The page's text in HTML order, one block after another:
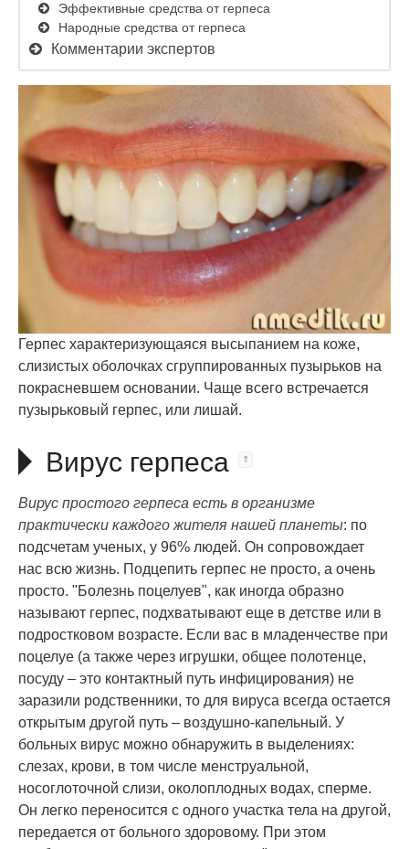
Эффективные средства от герпеса
Народные средства от герпеса
Комментарии экспертов
Герпес характеризующаяся высыпанием на коже,
слизистых оболочках сгруппированных пузырьков на
покрасневшем основании. Чаще всего встречается
пузырьковый герпес, или лишай.
Вирус герпеса
Вирус простого герпеса есть в организме
практически каждого жителя нашей планеты: по
подсчетам ученых, у 96% людей. Он сопровождает
нас всю жизнь. Подцепить герпес не просто, а очень
просто. "Болезнь поцелуев", как иногда образно
называют герпес, подхватывают еще в детстве или в
подростковом возрасте. Если вас в младенчестве при
поцелуе (а также через игрушки, общее полотенце,
посуду – это контактный путь инфицирования) не
заразили родственники, то для вируса всегда остается
открытым другой путь – воздушно-капельный. У
больных вирус можно обнаружить в выделениях:
слезах, крови, в том числе менструальной,
носоглоточной слизи, околоплодных водах, сперме.
Он легко переносится с одного участка тела на другой,
передается от больного здоровому. При этом